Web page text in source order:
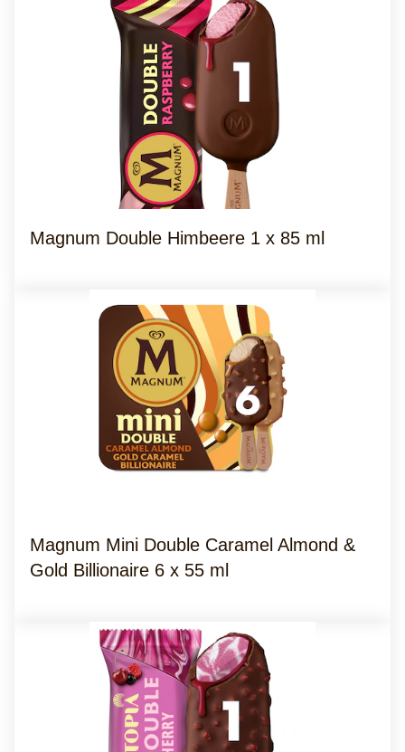
Magnum Double Himbeere 1 x 85 ml
Magnum Mini Double Caramel Almond &
Gold Billionaire 6 x 55 ml